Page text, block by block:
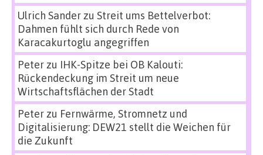
Ulrich Sanderzu Streit ums Bettelverbot:
Dahmen fühlt sich durch Rede von
Karacakurtoglu angegriffen
Peterzu IHK-Spitze bei OB Kalouti:
Rückendeckung im Streit um neue
Wirtschaftsflächen der Stadt
Peterzu Fernwärme, Stromnetz und
Digitalisierung: DEW21 stellt die Weichen für
die Zukunft